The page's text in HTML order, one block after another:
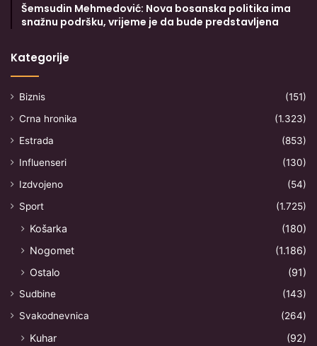
Šemsudin Mehmedović: Nova bosanska politika ima
snažnu podršku, vrijeme je da bude predstavljena
Kategorije
Biznis
(151)
Crna hronika
(1.323)
Estrada
(853)
Influenseri
(130)
Izdvojeno
(54)
Sport
(1.725)
Košarka
(180)
Nogomet
(1.186)
Ostalo
(91)
Sudbine
(143)
Svakodnevnica
(264)
Kuhar
(92)